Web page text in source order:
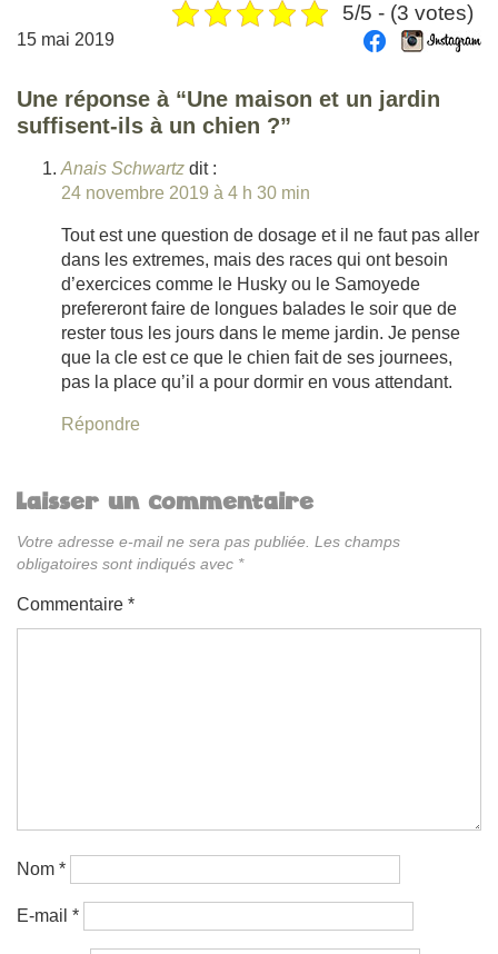
5/5 - (3 votes)
15 mai 2019
Une réponse à “Une maison et un jardin
suffisent-ils à un chien ?”
Anais Schwartz dit :
24 novembre 2019 à 4 h 30 min
Tout est une question de dosage et il ne faut pas aller
dans les extremes, mais des races qui ont besoin
d’exercices comme le Husky ou le Samoyede
prefereront faire de longues balades le soir que de
rester tous les jours dans le meme jardin. Je pense
que la cle est ce que le chien fait de ses journees,
pas la place qu’il a pour dormir en vous attendant.
Répondre
Laisser un commentaire
Votre adresse e-mail ne sera pas publiée. Les champs
obligatoires sont indiqués avec *
Commentaire *
Nom *
E-mail *